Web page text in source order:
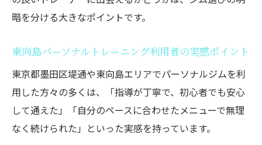
暗を分ける大きなポイントです。
東向島パーソナルトレーニング利用者の実感ポイント
東京都墨田区堤通や東向島エリアでパーソナルジムを利
用した方々の多くは、「指導が丁寧で、初心者でも安心
して通えた」「自分のペースに合わせたメニューで無理
なく続けられた」といった実感を持っています。